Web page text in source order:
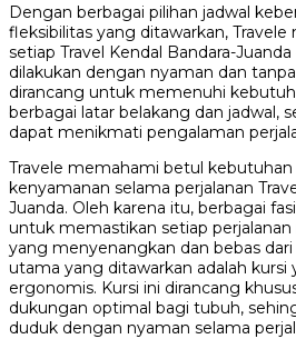
Dengan berbagai pilihan jadwal
fleksibilitas yang ditawarkan,
setiap Travel Kendal Bandara-
dilakukan dengan nyaman dan
dirancang untuk memenuhi
berbagai latar belakang dan jadwal,
dapat menikmati pengalaman
Travele memahami betul
kenyamanan selama perjalanan
Juanda. Oleh karena itu, berbagai
untuk memastikan setiap
yang menyenangkan dan bebas dari
utama yang ditawarkan adalah kursi
ergonomis. Kursi ini dirancang
dukungan optimal bagi tubuh,
duduk dengan nyaman selama